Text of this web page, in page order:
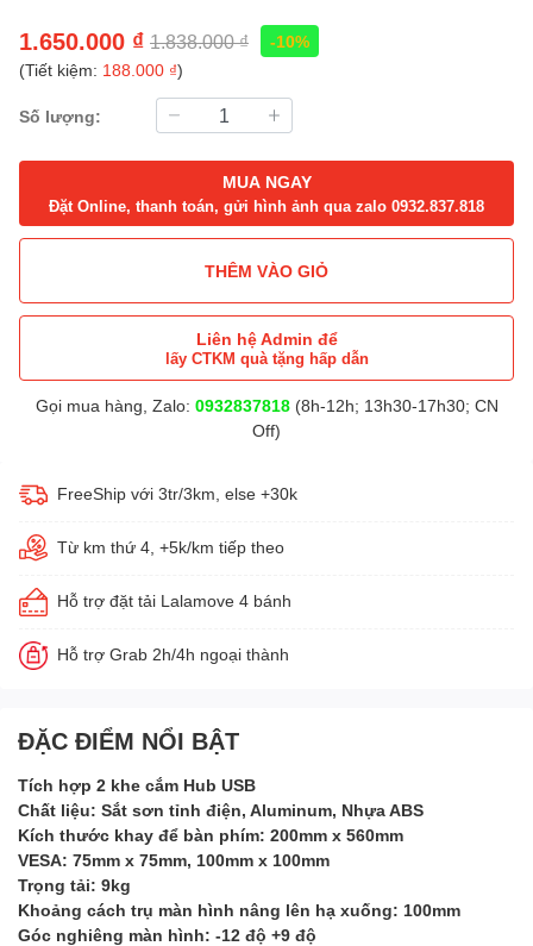
1.650.000 ₫ 1.838.000 ₫
-10%
(Tiết kiệm: 188.000 ₫)
Số lượng:
MUA NGAY
Đặt Online, thanh toán, gửi hình ảnh qua zalo 0932.837.818
THÊM VÀO GIỎ
Liên hệ Admin để
lấy CTKM quà tặng hấp dẫn
Gọi mua hàng, Zalo: 0932837818(8h-12h; 13h30-17h30; CN
Off)
FreeShip với 3tr/3km, else +30k
Từ km thứ 4, +5k/km tiếp theo
Hỗ trợ đặt tải Lalamove 4 bánh
Hỗ trợ Grab 2h/4h ngoại thành
ĐẶC ĐIỂM NỔI BẬT
Tích hợp 2 khe cắm Hub USB
Chất liệu: Sắt sơn tỉnh điện, Aluminum, Nhựa ABS
Kích thước khay để bàn phím: 200mm x 560mm
VESA: 75mm x 75mm, 100mm x 100mm
Trọng tải: 9kg
Khoảng cách trụ màn hình nâng lên hạ xuống: 100mm
Góc nghiêng màn hình: -12 độ +9 độ